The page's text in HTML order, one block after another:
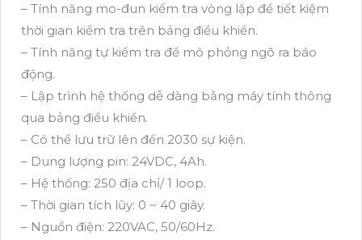
– Tính năng mo-đun kiểm tra vòng lặp để tiết kiệm
thời gian kiểm tra trên bảng điều khiển.
– Tính năng tự kiểm tra để mô phỏng ngõ ra báo
động.
– Lập trình hệ thống dễ dàng bằng máy tính thông
qua bảng điều khiển.
– Có thể lưu trữ lên đến 2030 sự kiện.
– Dung lượng pin: 24VDC, 4Ah.
– Hệ thống: 250 địa chỉ/ 1 loop.
– Thời gian tích lũy: 0 ~ 40 giây.
– Nguồn điện: 220VAC, 50/60Hz.